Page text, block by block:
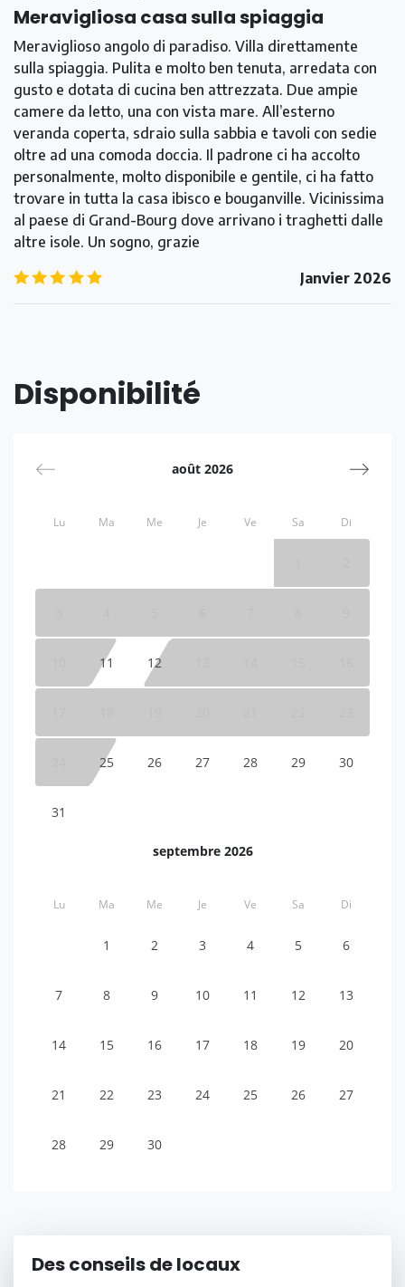
Meravigliosa casa sulla spiaggia
Meraviglioso angolo di paradiso. Villa direttamente
sulla spiaggia. Pulita e molto ben tenuta, arredata con
gusto e dotata di cucina ben attrezzata. Due ampie
camere da letto, una con vista mare. All’esterno
veranda coperta, sdraio sulla sabbia e tavoli con sedie
oltre ad una comoda doccia. Il padrone ci ha accolto
personalmente, molto disponibile e gentile, ci ha fatto
trovare in tutta la casa ibisco e bouganville. Vicinissima
al paese di Grand-Bourg dove arrivano i traghetti dalle
altre isole. Un sogno, grazie
Janvier 2026
Disponibilité
août 2026
Lu Ma Me Je Ve Sa Di
11 12
25 26 27 28 29 30
31
septembre 2026
Lu Ma Me Je Ve Sa Di
1 2 3 4 5 6
7 8 9 10 11 12 13
14 15 16 17 18 19 20
21 22 23 24 25 26 27
28 29 30
Des conseils de locaux